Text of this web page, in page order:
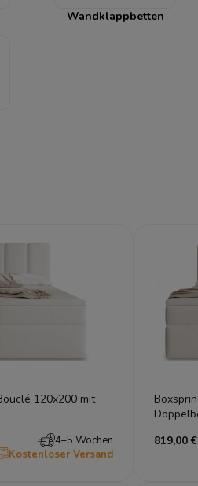
Wandklappbetten
120x200 mit
4–5 Wochen
Kostenloser Versand
819,00 €